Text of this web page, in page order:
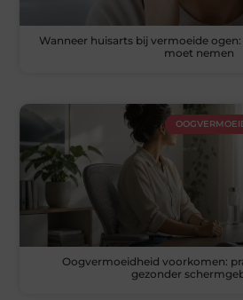
Wanneer huisarts bij vermoeide
moet nemen
Oogvermoeidheid voorkomen:
gezonder